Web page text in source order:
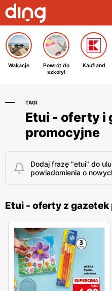
Wakacje
Powrót do
szkoły!
Kaufland
TAGI
Etui - oferty i
promocyjne
Dodaj frazę "etui" do
powiadomienia o
Etui - oferty z